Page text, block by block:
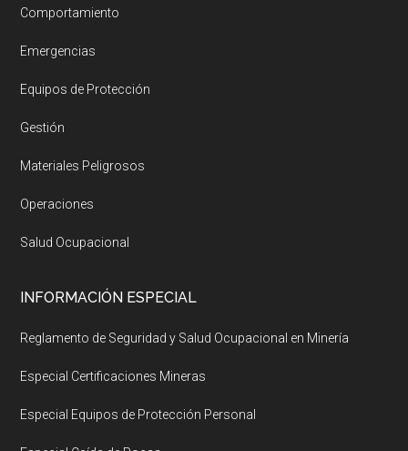
Comportamiento
Emergencias
Equipos de Protección
Gestión
Materiales Peligrosos
Operaciones
Salud Ocupacional
INFORMACIÓN ESPECIAL
Reglamento de Seguridad y Salud Ocupacional en Minería
Especial Certificaciones Mineras
Especial Equipos de Protección Personal